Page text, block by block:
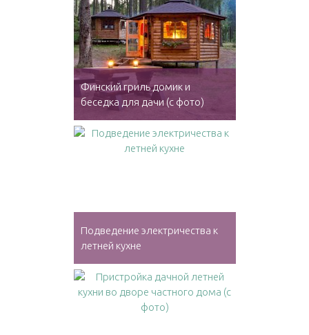
Финский гриль домик и
беседка для дачи (с фото)
Подведение электричества к
летней кухне